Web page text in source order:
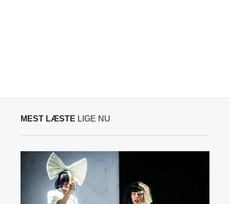
MEST LÆSTE LIGE NU